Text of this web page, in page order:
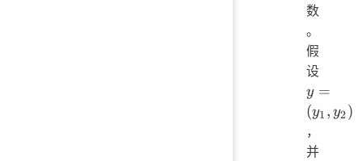
数
。
假
设
(y_1,
y_2)
y =
(y1 , y2)
，
并